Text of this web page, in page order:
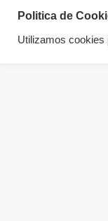
Politica de
Utilizamos cookies